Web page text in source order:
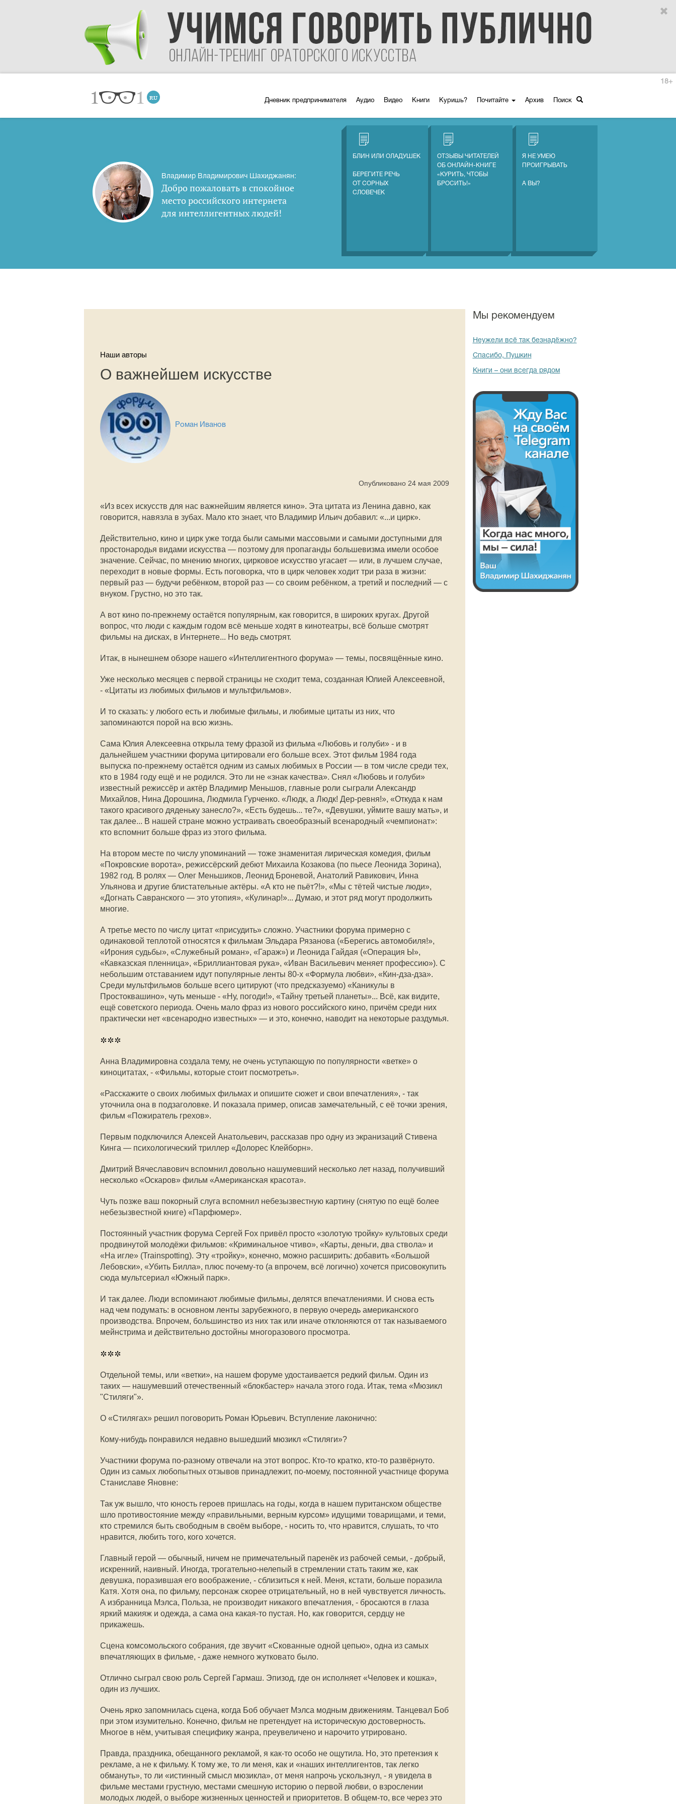
Дневник предпринимателя Аудио Видео Книги Куришь? Почитайте Архив Поиск
18+
Владимир Владимирович Шахиджанян:
Добро пожаловать в спокойное
место российского интернета
для интеллигентных людей!
БЛИН ИЛИ ОЛАДУШЕК
БЕРЕГИТЕ РЕЧЬ
ОТ СОРНЫХ
СЛОВЕЧЕК
ОТЗЫВЫ ЧИТАТЕЛЕЙ
ОБ ОНЛАЙН-КНИГЕ
«КУРИТЬ, ЧТОБЫ
БРОСИТЬ!»
Я НЕ УМЕЮ
ПРОИГРЫВАТЬ
А ВЫ?
Наши авторы
О важнейшем искусстве
Роман Иванов
Опубликовано 24 мая 2009
«Из всех искусств для нас важнейшим является кино». Эта цитата из Ленина давно, как
говорится, навязла в зубах. Мало кто знает, что Владимир Ильич добавил: «...и цирк».
Действительно, кино и цирк уже тогда были самыми массовыми и самыми доступными для
простонародья видами искусства — поэтому для пропаганды большевизма имели особое
значение. Сейчас, по мнению многих, цирковое искусство угасает — или, в лучшем случае,
переходит в новые формы. Есть поговорка, что в цирк человек ходит три раза в жизни:
первый раз — будучи ребёнком, второй раз — со своим ребёнком, а третий и последний — с
внуком. Грустно, но это так.
А вот кино по-прежнему остаётся популярным, как говорится, в широких кругах. Другой
вопрос, что люди с каждым годом всё меньше ходят в кинотеатры, всё больше смотрят
фильмы на дисках, в Интернете... Но ведь смотрят.
Итак, в нынешнем обзоре нашего «Интеллигентного форума» — темы, посвящённые кино.
Уже несколько месяцев с первой страницы не сходит тема, созданная Юлией Алексеевной,
- «Цитаты из любимых фильмов и мультфильмов».
И то сказать: у любого есть и любимые фильмы, и любимые цитаты из них, что
запоминаются порой на всю жизнь.
Сама Юлия Алексеевна открыла тему фразой из фильма «Любовь и голуби» - и в
дальнейшем участники форума цитировали его больше всех. Этот фильм 1984 года
выпуска по-прежнему остаётся одним из самых любимых в России — в том числе среди тех,
кто в 1984 году ещё и не родился. Это ли не «знак качества». Снял «Любовь и голуби»
известный режиссёр и актёр Владимир Меньшов, главные роли сыграли Александр
Михайлов, Нина Дорошина, Людмила Гурченко. «Людк, а Людк! Дер-ревня!», «Откуда к нам
такого красивого дяденьку занесло?», «Есть будешь... те?», «Девушки, уймите вашу мать», и
так далее... В нашей стране можно устраивать своеобразный всенародный «чемпионат»:
кто вспомнит больше фраз из этого фильма.
На втором месте по числу упоминаний — тоже знаменитая лирическая комедия, фильм
«Покровские ворота», режиссёрский дебют Михаила Козакова (по пьесе Леонида Зорина),
1982 год. В ролях — Олег Меньшиков, Леонид Броневой, Анатолий Равикович, Инна
Ульянова и другие блистательные актёры. «А кто не пьёт?!», «Мы с тётей чистые люди»,
«Догнать Савранского — это утопия», «Кулинар!»... Думаю, и этот ряд могут продолжить
многие.
А третье место по числу цитат «присудить» сложно. Участники форума примерно с
одинаковой теплотой относятся к фильмам Эльдара Рязанова («Берегись автомобиля!»,
«Ирония судьбы», «Служебный роман», «Гараж») и Леонида Гайдая («Операция Ы»,
«Кавказская пленница», «Бриллиантовая рука», «Иван Васильевич меняет профессию»). С
небольшим отставанием идут популярные ленты 80-х «Формула любви», «Кин-дза-дза».
Среди мультфильмов больше всего цитируют (что предсказуемо) «Каникулы в
Простоквашино», чуть меньше - «Ну, погоди!», «Тайну третьей планеты»... Всё, как видите,
ещё советского периода. Очень мало фраз из нового российского кино, причём среди них
практически нет «всенародно известных» — и это, конечно, наводит на некоторые раздумья.
***
Анна Владимировна создала тему, не очень уступающую по популярности «ветке» о
киноцитатах, - «Фильмы, которые стоит посмотреть».
«Расскажите о своих любимых фильмах и опишите сюжет и свои впечатления», - так
уточнила она в подзаголовке. И показала пример, описав замечательный, с её точки зрения,
фильм «Пожиратель грехов».
Первым подключился Алексей Анатольевич, рассказав про одну из экранизаций Стивена
Кинга — психологический триллер «Долорес Клейборн».
Дмитрий Вячеславович вспомнил довольно нашумевший несколько лет назад, получивший
несколько «Оскаров» фильм «Американская красота».
Чуть позже ваш покорный слуга вспомнил небезызвестную картину (снятую по ещё более
небезызвестной книге) «Парфюмер».
Постоянный участник форума Сергей Foх привёл просто «золотую тройку» культовых среди
продвинутой молодёжи фильмов: «Криминальное чтиво», «Карты, деньги, два ствола» и
«На игле» (Trainspotting). Эту «тройку», конечно, можно расширить: добавить «Большой
Лебовски», «Убить Билла», плюс почему-то (а впрочем, всё логично) хочется присовокупить
сюда мультсериал «Южный парк».
И так далее. Люди вспоминают любимые фильмы, делятся впечатлениями. И снова есть
над чем подумать: в основном ленты зарубежного, в первую очередь американского
производства. Впрочем, большинство из них так или иначе отклоняются от так называемого
мейнстрима и действительно достойны многоразового просмотра.
***
Отдельной темы, или «ветки», на нашем форуме удостаивается редкий фильм. Один из
таких — нашумевший отечественный «блокбастер» начала этого года. Итак, тема «Мюзикл
"Стиляги"».
О «Стилягах» решил поговорить Роман Юрьевич. Вступление лаконично:
Кому-нибудь понравился недавно вышедший мюзикл «Стиляги»?
Участники форума по-разному отвечали на этот вопрос. Кто-то кратко, кто-то развёрнуто.
Один из самых любопытных отзывов принадлежит, по-моему, постоянной участнице форума
Станиславе Яновне:
Так уж вышло, что юность героев пришлась на годы, когда в нашем пуританском обществе
шло противостояние между «правильными, верным курсом» идущими товарищами, и теми,
кто стремился быть свободным в своём выборе, - носить то, что нравится, слушать, то что
нравится, любить того, кого хочется.
Главный герой — обычный, ничем не примечательный паренёк из рабочей семьи, - добрый,
искренний, наивный. Иногда, трогательно-нелепый в стремлении стать таким же, как
девушка, поразившая его воображение, - сблизиться к ней. Меня, кстати, больше поразила
Катя. Хотя она, по фильму, персонаж скорее отрицательный, но в ней чувствуется личность.
А избранница Мэлса, Польза, не производит никакого впечатления, - бросаются в глаза
яркий макияж и одежда, а сама она какая-то пустая. Но, как говорится, сердцу не
прикажешь.
Сцена комсомольского собрания, где звучит «Скованные одной цепью», одна из самых
впечатляющих в фильме, - даже немного жутковато было.
Отлично сыграл свою роль Сергей Гармаш. Эпизод, где он исполняет «Человек и кошка»,
один из лучших.
Очень ярко запомнилась сцена, когда Боб обучает Мэлса модным движениям. Танцевал Боб
при этом изумительно. Конечно, фильм не претендует на историческую достоверность.
Многое в нём, учитывая специфику жанра, преувеличено и нарочито утрировано.
Правда, праздника, обещанного рекламой, я как-то особо не ощутила. Но, это претензия к
рекламе, а не к фильму. К тому же, то ли меня, как и «наших интеллигентов, так легко
обмануть», то ли «истинный смысл мюзикла», от меня напрочь ускользнул, - я увидела в
фильме местами грустную, местами смешную историю о первой любви, о взрослении
молодых людей, о выборе жизненных ценностей и приоритетов. В общем-то, все через это
Мы рекомендуем
Неужели всё так безнадёжно?
Спасибо, Пушкин
Книги – они всегда рядом